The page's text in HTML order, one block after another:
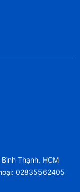
Thạnh, HCM
02835562405